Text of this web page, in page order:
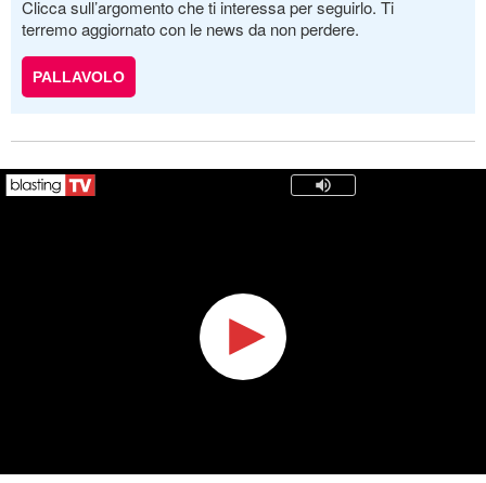
Clicca sull’argomento che ti interessa per seguirlo. Ti
terremo aggiornato con le news da non perdere.
PALLAVOLO